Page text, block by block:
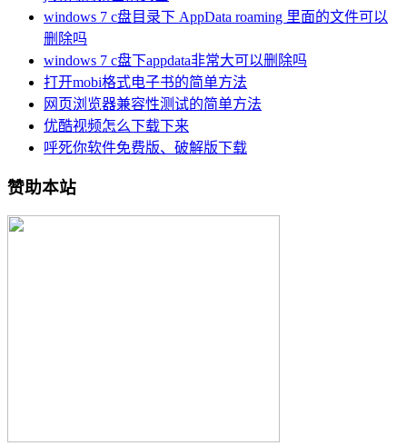
windows 7 c盘目录下 AppData roaming 里面的文件可以
删除吗
windows 7 c盘下appdata非常大可以删除吗
打开mobi格式电子书的简单方法
网页浏览器兼容性测试的简单方法
优酷视频怎么下载下来
呼死你软件免费版、破解版下载
赞助本站